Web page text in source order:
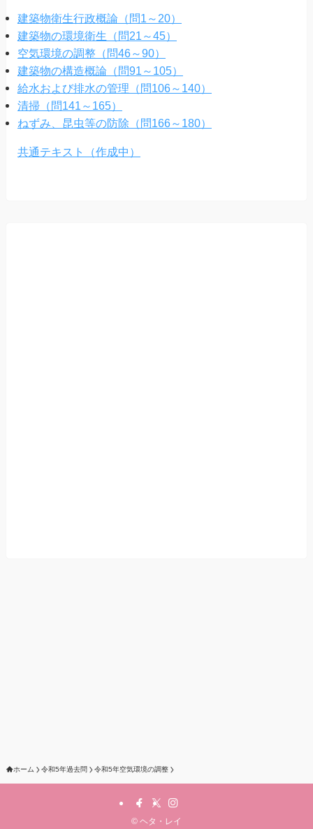
建築物衛生行政概論（問1～20）
建築物の環境衛生（問21～45）
空気環境の調整（問46～90）
建築物の構造概論（問91～105）
給水および排水の管理（問106～140）
清掃（問141～165）
ねずみ、昆虫等の防除（問166～180）
共通テキスト（作成中）
ホーム 令和5年過去問 令和5年空気環境の調整
© ヘタ・レイ